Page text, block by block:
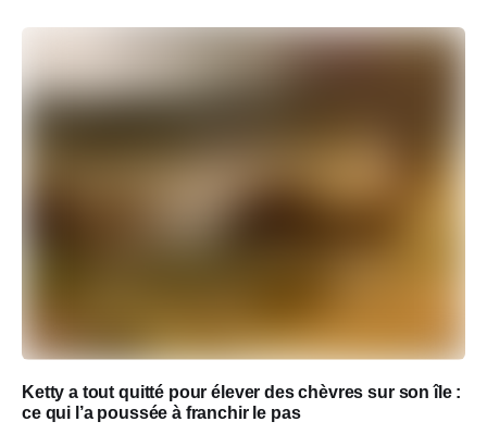
Ketty a tout quitté pour élever des chèvres sur son île :
ce qui l’a poussée à franchir le pas